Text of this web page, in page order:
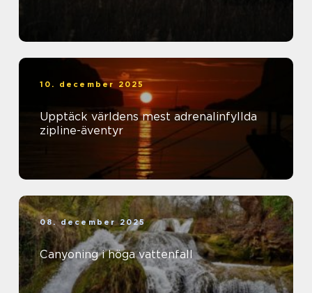
10. december 2025
Upptäck världens mest adrenalinfyllda
zipline-äventyr
08. december 2025
Canyoning i höga vattenfall